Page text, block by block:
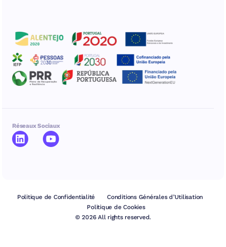
Réseaux Sociaux
© 2026 All rights reserved.
Politique de Confidentialité
Conditions Générales d’Utilisation
Politique de Cookies